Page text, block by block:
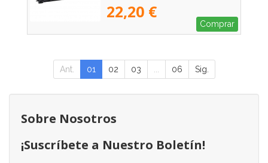
22,20 €
Comprar
Ant. 01 02 03 06 Sig.
Sobre Nosotros
¡Suscríbete a Nuestro Boletín!